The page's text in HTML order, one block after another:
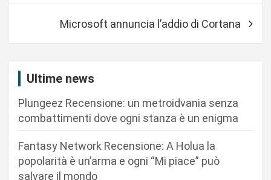
Microsoft annuncia l’addio di Cortana
Ultime news
Plungeez Recensione: un metroidvania senza
combattimenti dove ogni stanza è un enigma
Fantasy Network Recensione: A Holua la
popolarità è un’arma e ogni “Mi piace” può
salvare il mondo